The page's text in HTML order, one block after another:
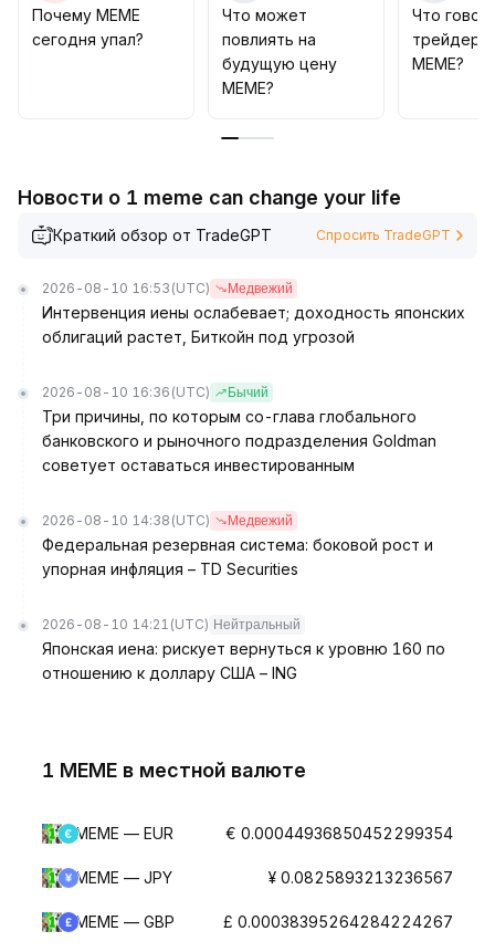
отслеживать изменения макроэкономических
данных и новые механизмы управления
платформами, в первую очередь обращая
внимание на качественные новые проекты с
ликвидностью; избегать погони за токенами с
Почему MEME
сегодня упал?
Что может
повлиять на
будущую цену
MEME?
Что
трейдеры
MEME?
Новости о 1 meme can change your life
Краткий обзор от TradeGPT Спросить TradeGPT
2026-08-10 16:53 (UTC) Медвежий
Интервенция иены ослабевает; доходность японских
облигаций растет, Биткойн под угрозой
2026-08-10 16:36 (UTC) Бычий
Три причины, по которым со-глава глобального
банковского и рыночного подразделения Goldman
советует оставаться инвестированным
2026-08-10 14:38 (UTC) Медвежий
Федеральная резервная система: боковой рост и
упорная инфляция – TD Securities
2026-08-10 14:21 (UTC) Нейтральный
Японская иена: рискует вернуться к уровню 160 по
отношению к доллару США – ING
1 MEME в местной валюте
MEME — EUR € 0.00044936850452299354
MEME — JPY ¥ 0.0825893213236567
MEME — GBP £ 0.00038395264284224267